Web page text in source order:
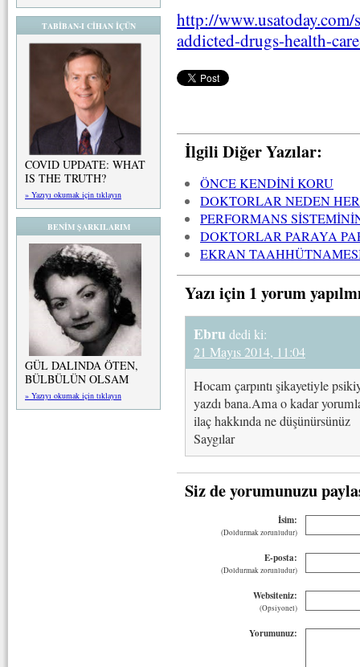
TABİBAN-I CİHAN İÇÜN
COVID UPDATE: WHAT
IS THE TRUTH?
» Yazıyı okumak için tıklayın
BENİM ŞARKILARIM
GÜL DALINDA ÖTEN,
BÜLBÜLÜN OLSAM
» Yazıyı okumak için tıklayın
http://
addicted-drugs-health-
İlgili Diğer Yazılar:
ÖNCE KENDİNİ KORU
DOKTORLAR NEDEN
PERFORMANS
DOKTORLAR PARAYA
EKRAN
Yazı için 1 yorum
Ebru dedi ki:
21 Mayıs 2014, 11:04
Hocam çarpıntı şikayetiyle
yazdı bana.Ama o kadar
ilaç hakkında ne düşünürsünüz
Saygılar
Siz de yorumunuzu
İsim:
(Doldurmak zorunludur)
E-posta:
(Doldurmak zorunludur)
Websiteniz:
(Opsiyonel)
Yorumunuz: